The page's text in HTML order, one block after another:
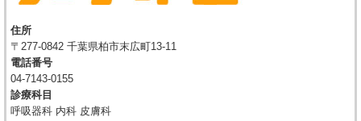
住所
〒277-0842 千葉県柏市末広町13-11
電話番号
04-7143-0155
診療科目
呼吸器科 内科 皮膚科